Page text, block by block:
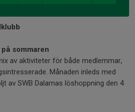
sommaren
av aktiviteter för både medlemmar,
Månaden inleds med
av SWB Dalarnas löshoppning den 4